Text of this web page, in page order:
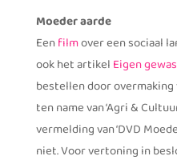
Moeder aarde
Eenfilmover een sociaal
ook het artikel Eigen
bestellen door overmaking
ten name van ‘Agri &
vermelding van ‘DVD
niet. Voor vertoning in